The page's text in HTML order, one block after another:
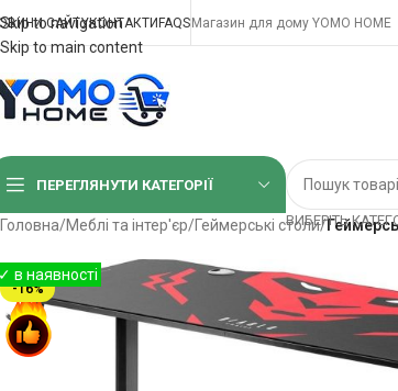
Skip to navigation
Skip to main content
САЙТУКОНТАКТИFAQSМагазин для дому YOMO HOME
ПЕРЕГЛЯНУТИ КАТЕГОРІЇ
ВИБЕРІТЬ
Головна/Меблі та інтер'єр/Геймерські столи/
-16%